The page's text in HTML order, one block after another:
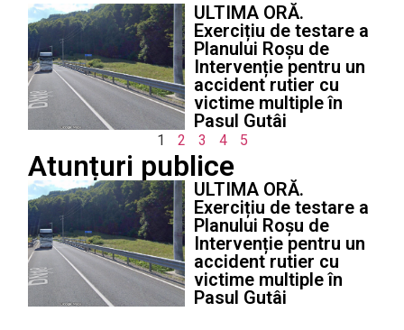
ULTIMA ORĂ.
Exercițiu de testare a
Planului Roșu de
Intervenție pentru un
accident rutier cu
victime multiple în
Pasul Gutâi
1 2 3 4 5
Atunțuri publice
ULTIMA ORĂ.
Exercițiu de testare a
Planului Roșu de
Intervenție pentru un
accident rutier cu
victime multiple în
Pasul Gutâi